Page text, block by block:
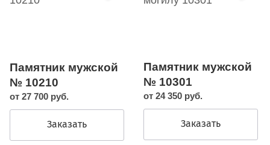
Памятник мужской
№ 10210
от 27 700 руб.
Заказать
Памятник мужской
№ 10301
от 24 350 руб.
Заказать